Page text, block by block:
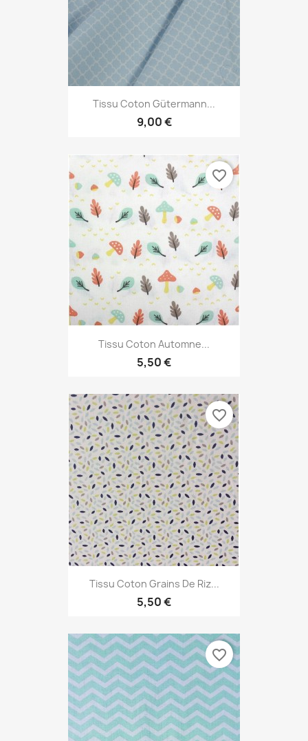
Tissu Coton Gütermann...
9,00 €
Tissu Coton Automne...
5,50 €
favorite_border
Tissu Coton Grains De Riz...
5,50 €
favorite_border
favorite_border